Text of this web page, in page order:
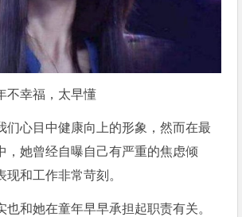
不幸福，太早懂
们心目中健康向上的形象，然而在最
，她曾经自曝自己有严重的焦虑倾
现和工作非常苛刻。
也和她在童年早早承担起职责有关。